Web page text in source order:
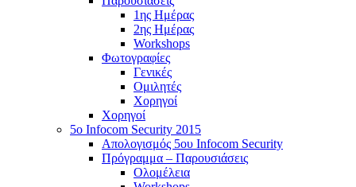
1ης Ημέρας
2ης Ημέρας
Workshops
Φωτογραφίες
Γενικές
Ομιλητές
Χορηγοί
Χορηγοί
5o Infocom Security 2015
Απολογισμός 5ου Infocom Security
Πρόγραμμα – Παρουσιάσεις
Ολομέλεια